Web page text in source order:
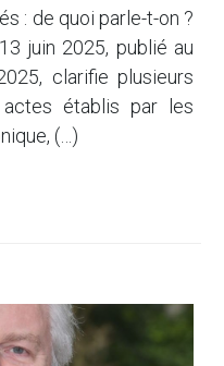
: de quoi parle-t-on ?
juin 2025, publié au
clarifie plusieurs
établis par les
(…)